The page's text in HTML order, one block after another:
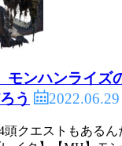
モンハンライズ
う
2022.06.29
4頭クエストもある